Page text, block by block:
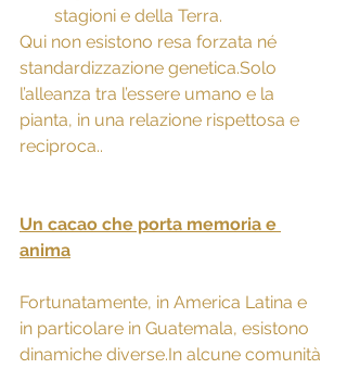
stagioni e della Terra.
Qui non esistono resa forzata né
standardizzazione genetica.Solo
l’alleanza tra l’essere umano e la
pianta, in una relazione rispettosa e
reciproca..
Un cacao che porta memoria e
anima
Fortunatamente, in America Latina e
in particolare in Guatemala, esistono
dinamiche diverse.In alcune comunità